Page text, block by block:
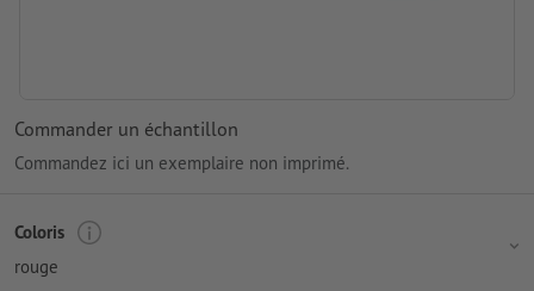
Commander un échantillon
Commandez ici un exemplaire non imprimé.
Coloris
rouge